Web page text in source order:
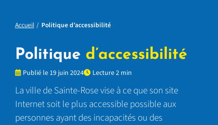
Accueil Politique d’accessibilité
Politique d’accessibilité
Publié le 19 juin 2024 Lecture 2 min
La ville de Sainte-Rose vise à ce que son site
Internet soit le plus accessible possible aux
personnes ayant des incapacités ou des